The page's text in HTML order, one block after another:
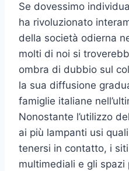
Se dovessimo
ha rivoluzionato
della società odierna
molti di noi si
ombra di dubbio sul
la sua diffusione
famiglie italiane
Nonostante l’utilizzo
ai più lampanti usi
tenersi in contatto, i
multimediali e gli spazi